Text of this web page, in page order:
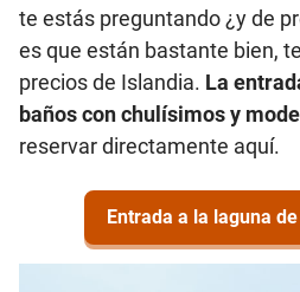
te estás preguntando ¿y de
es que están bastante bien,
precios de Islandia. La
baños con chulísimos y
reservar directamente aquí.
Entrada a la laguna